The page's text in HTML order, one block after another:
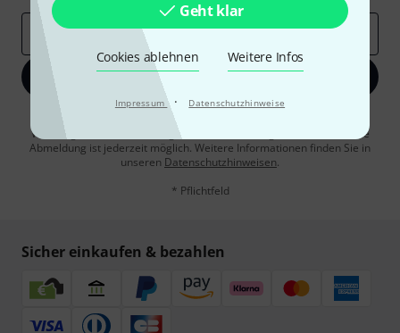
Geht klar
Cookies ablehnen Weitere Infos
Impressum · Datenschutzhinweise
E-Mail-Adresse*
Jetzt anmelden
Mit Klick auf „Jetzt anmelden“ stimmen Sie dem Erhalt von E-Mail-
Werbung und einer Messung des E-Mail-Nutzungsverhaltens zu. Die
Abmeldung ist jederzeit möglich. Weitere Informationen finden Sie in
unseren Datenschutzhinweisen.
* Pflichtfeld
Sicher einkaufen & bezahlen